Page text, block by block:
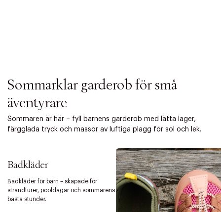
Sommarklar garderob för små
äventyrare
Sommaren är här – fyll barnens garderob med lätta lager,
färgglada tryck och massor av luftiga plagg för sol och lek.
Badkläder
Badkläder för barn – skapade för
strandturer, pooldagar och sommarens
bästa stunder.